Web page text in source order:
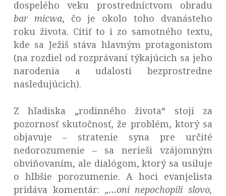
dospelého veku prostredníctvom obradu
bar micwa, čo je okolo toho dvanásteho
roku života. Cítiť to i zo samotného textu,
kde sa Ježiš stáva hlavným protagonistom
(na rozdiel od rozprávaní týkajúcich sa jeho
narodenia a udalostí bezprostredne
nasledujúcich).
Z hľadiska „rodinného života“ stojí za
pozornosť skutočnosť, že problém, ktorý sa
objavuje – stratenie syna pre určité
nedorozumenie – sa nerieši vzájomným
obviňovaním, ale dialógom, ktorý sa usiluje
o hlbšie porozumenie. A hoci evanjelista
pridáva komentár: „…oni nepochopili slovo,